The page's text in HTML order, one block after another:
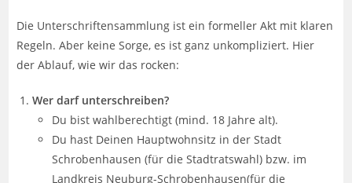
Die Unterschriftensammlung ist ein formeller Akt mit klaren
Regeln. Aber keine Sorge, es ist ganz unkompliziert. Hier
der Ablauf, wie wir das rocken:
Wer darf unterschreiben?
Du bist wahlberechtigt (mind. 18 Jahre alt).
Du hast Deinen Hauptwohnsitz in der Stadt
Schrobenhausen (für die Stadtratswahl) bzw. im
Landkreis Neuburg-Schrobenhausen(für die